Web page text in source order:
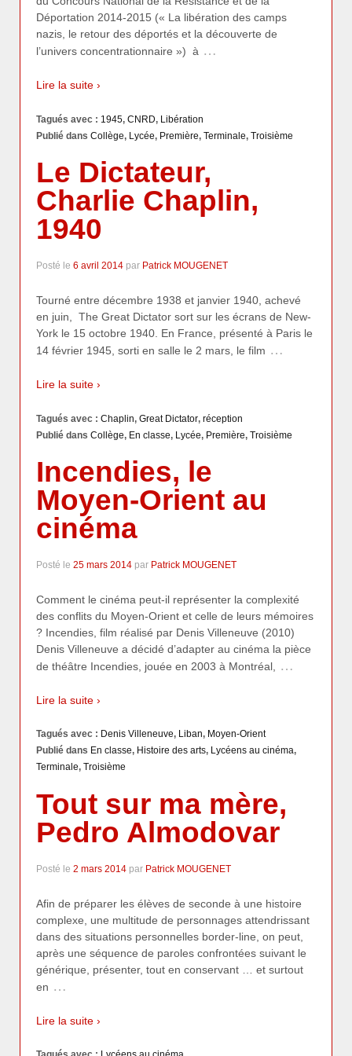
Déportation 2014-2015 (« La libération des camps
nazis, le retour des déportés et la découverte de
l’univers concentrationnaire ») à …
Lire la suite ›
Tagués avec : 1945, CNRD, Libération
Publié dans Collège, Lycée, Première, Terminale, Troisième
Le Dictateur,
Charlie Chaplin,
1940
Posté le 6 avril 2014 par Patrick MOUGENET
Tourné entre décembre 1938 et janvier 1940, achevé
en juin, The Great Dictator sort sur les écrans de New-
York le 15 octobre 1940. En France, présenté à Paris le
14 février 1945, sorti en salle le 2 mars, le film …
Lire la suite ›
Tagués avec : Chaplin, Great Dictator, réception
Publié dans Collège, En classe, Lycée, Première, Troisième
Incendies, le
Moyen-Orient au
cinéma
Posté le 25 mars 2014 par Patrick MOUGENET
Comment le cinéma peut-il représenter la complexité
des conflits du Moyen-Orient et celle de leurs mémoires
? Incendies, film réalisé par Denis Villeneuve (2010)
Denis Villeneuve a décidé d’adapter au cinéma la pièce
de théâtre Incendies, jouée en 2003 à Montréal,
…
Lire la suite ›
Tagués avec : Denis Villeneuve, Liban, Moyen-Orient
Publié dans En classe, Histoire des arts, Lycéens au cinéma,
Terminale, Troisième
Tout sur ma mère,
Pedro Almodovar
Posté le 2 mars 2014 par Patrick MOUGENET
Afin de préparer les élèves de seconde à une histoire
complexe, une multitude de personnages attendrissant
dans des situations personnelles border-line, on peut,
après une séquence de paroles confrontées suivant le
générique, présenter, tout en conservant … et surtout
en …
Lire la suite ›